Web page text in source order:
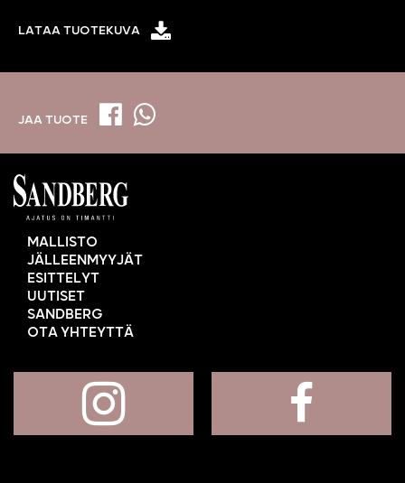
LATAA TUOTEKUVA
JAA TUOTE
MALLISTO
JÄLLEENMYYJÄT
ESITTELYT
UUTISET
SANDBERG
OTA YHTEYTTÄ